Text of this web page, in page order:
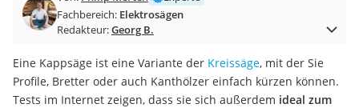
Pelletofen
Bohrmaschine
Fliesenschneider
Hochdruckreiniger
Doppelschleifer
Fachbereich: Elektrosägen
Redakteur:Georg B.
Eine Kappsäge ist eine Variante der Kreissäge, mit der Sie
Profile, Bretter oder auch Kanthölzer einfach kürzen können.
Tests im Internet zeigen, dass sie sich außerdem ideal zum